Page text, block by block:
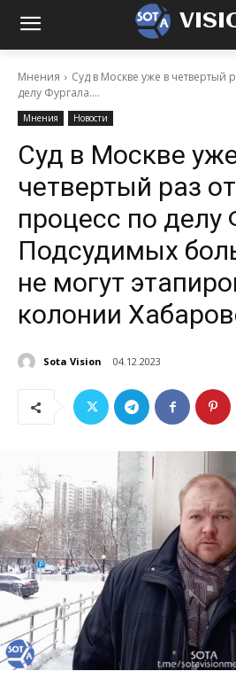
Мнения
Суд в Москве уже в четвертый
делу Фургала....
Мнения Новости
Суд в Москве
четвертый раз
процесс по делу
Подсудимых
не могут
колонии
Sota Vision 04.12.2023